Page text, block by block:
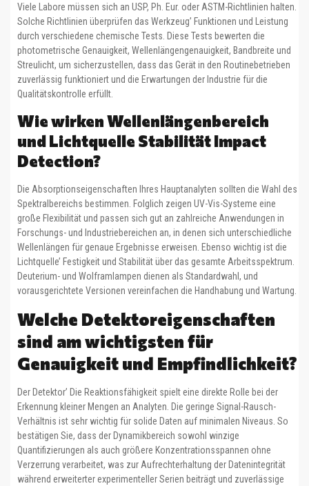
Viele Labore müssen sich an USP, Ph. Eur. oder ASTM-Richtlinien halten.
Solche Richtlinien überprüfen das Werkzeug’ Funktionen und Leistung
durch verschiedene chemische Tests. Diese Tests bewerten die
photometrische Genauigkeit, Wellenlängengenauigkeit, Bandbreite und
Streulicht, um sicherzustellen, dass das Gerät in den Routinebetrieben
zuverlässig funktioniert und die Erwartungen der Industrie für die
Qualitätskontrolle erfüllt.
Wie wirken Wellenlängenbereich
und Lichtquelle Stabilität Impact
Detection?
Die Absorptionseigenschaften Ihres Hauptanalyten sollten die Wahl des
Spektralbereichs bestimmen. Folglich zeigen UV-Vis-Systeme eine
große Flexibilität und passen sich gut an zahlreiche Anwendungen in
Forschungs- und Industriebereichen an, in denen sich unterschiedliche
Wellenlängen für genaue Ergebnisse erweisen. Ebenso wichtig ist die
Lichtquelle’ Festigkeit und Stabilität über das gesamte Arbeitsspektrum.
Deuterium- und Wolframlampen dienen als Standardwahl, und
vorausgerichtete Versionen vereinfachen die Handhabung und Wartung.
Welche Detektoreigenschaften
sind am wichtigsten für
Genauigkeit und Empfindlichkeit?
Der Detektor’ Die Reaktionsfähigkeit spielt eine direkte Rolle bei der
Erkennung kleiner Mengen an Analyten. Die geringe Signal-Rausch-
Verhältnis ist sehr wichtig für solide Daten auf minimalen Niveaus. So
bestätigen Sie, dass der Dynamikbereich sowohl winzige
Quantifizierungen als auch größere Konzentrationsspannen ohne
Verzerrung verarbeitet, was zur Aufrechterhaltung der Datenintegrität
während erweiterter experimenteller Serien beiträgt und zuverlässige